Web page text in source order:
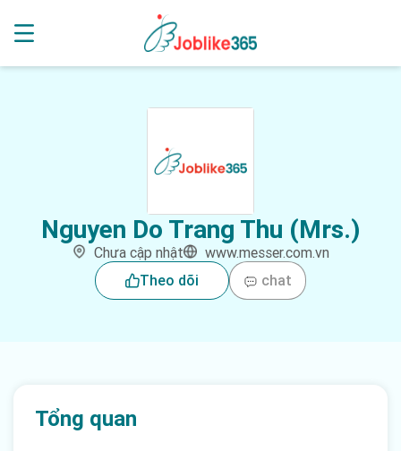
Nguyen Do Trang Thu (Mrs.)
Chưa cập nhật
www.messer.com.vn
Theo dõi
chat
Tổng quan